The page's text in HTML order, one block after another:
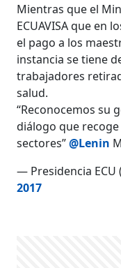
Mientras que el
ECUAVISA que en
el pago a los
instancia se tiene
trabajadores
salud.
“Reconocemos su
diálogo que
sectores”@Lenin
— Presidencia ECU
2017